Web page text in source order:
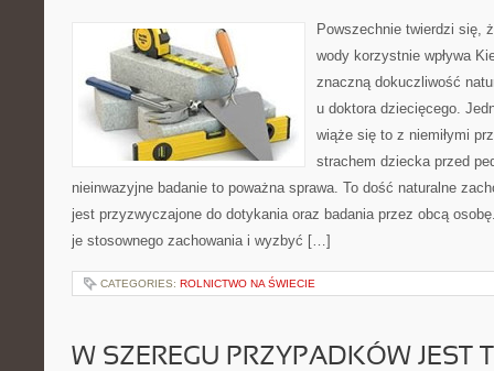
Powszechnie twierdzi się,
wody korzystnie wpływa
znaczną dokuczliwość
u doktora dziecięcego.
wiąże się to z niemiłymi
strachem dziecka przed
nieinwazyjne badanie to poważna sprawa. To dość naturalne
jest przyzwyczajone do dotykania oraz badania przez obcą
je stosownego zachowania i wyzbyć […]
CATEGORIES: ROLNICTWO NA ŚWIECIE
W SZEREGU PRZYPADKÓW JEST